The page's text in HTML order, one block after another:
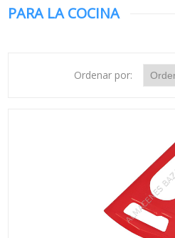
PARA LA COCINA
Ordenar por: